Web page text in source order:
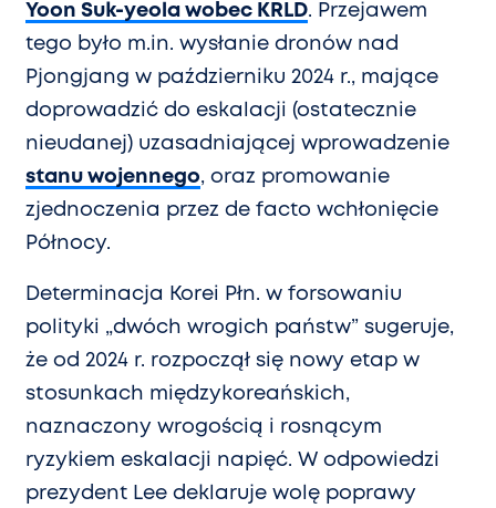
Yoon Suk-yeola wobec KRLD. Przejawem
tego było m.in. wysłanie dronów nad
Pjongjang w październiku 2024 r., mające
doprowadzić do eskalacji (ostatecznie
nieudanej) uzasadniającej wprowadzenie
stanu wojennego, oraz promowanie
zjednoczenia przez de facto wchłonięcie
Północy.
Determinacja Korei Płn. w forsowaniu
polityki „dwóch wrogich państw” sugeruje,
że od 2024 r. rozpoczął się nowy etap w
stosunkach międzykoreańskich,
naznaczony wrogością i rosnącym
ryzykiem eskalacji napięć. W odpowiedzi
prezydent Lee deklaruje wolę poprawy